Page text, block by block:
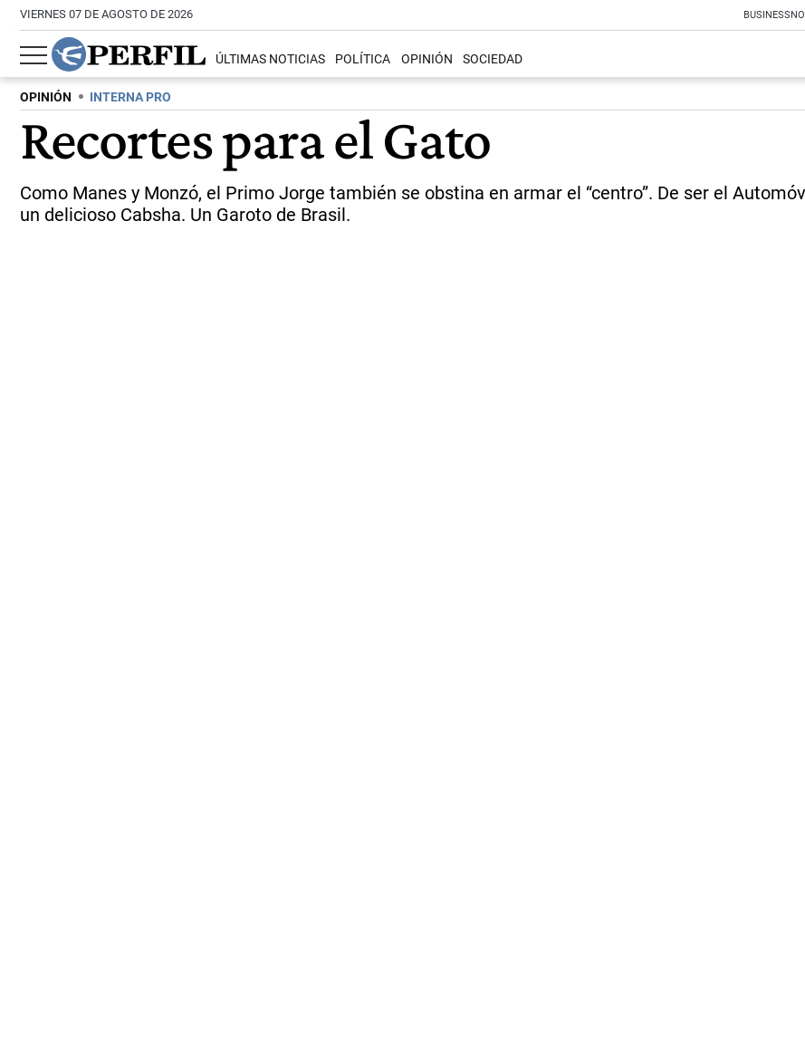
VIERNES 07 DE AGOSTO DE 2026 BUSINESS
ÚLTIMAS NOTICIAS POLÍTICA OPINIÓN SOCIEDAD
OPINIÓN INTERNA PRO
Recortes para el Gato
Como Manes y Monzó, el Primo Jorge también se obstina en armar el “centro”. De ser el
un delicioso Cabsha. Un Garoto de Brasil.